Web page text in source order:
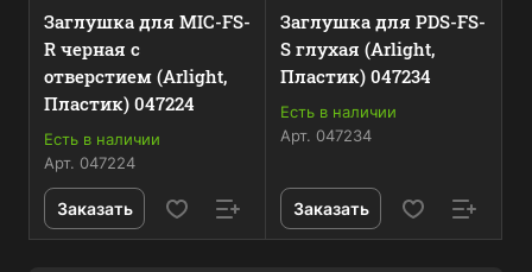
Заглушка для MIC-FS-
R черная с
отверстием (Arlight,
Пластик) 047224
Есть в наличии
Арт. 047224
Заказать
Заглушка для PDS-FS-
S глухая (Arlight,
Пластик) 047234
Есть в наличии
Арт. 047234
Заказать